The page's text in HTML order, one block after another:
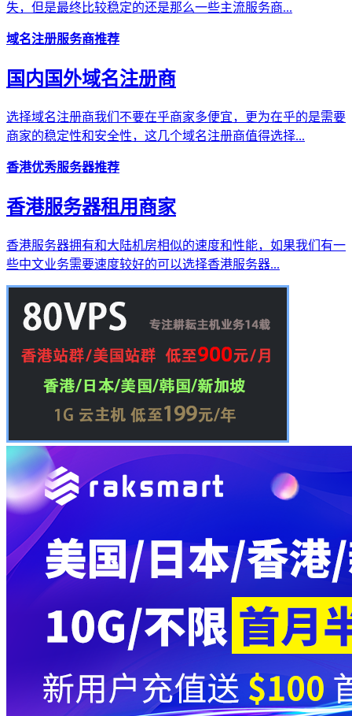
失，但是最终比较稳定的还是那么一些主流服务商...
域名注册服务商推荐
国内国外域名注册商
选择域名注册商我们不要在乎商家多便宜，更为在乎的是需要
商家的稳定性和安全性，这几个域名注册商值得选择...
香港优秀服务器推荐
香港服务器租用商家
香港服务器拥有和大陆机房相似的速度和性能，如果我们有一
些中文业务需要速度较好的可以选择香港服务器...